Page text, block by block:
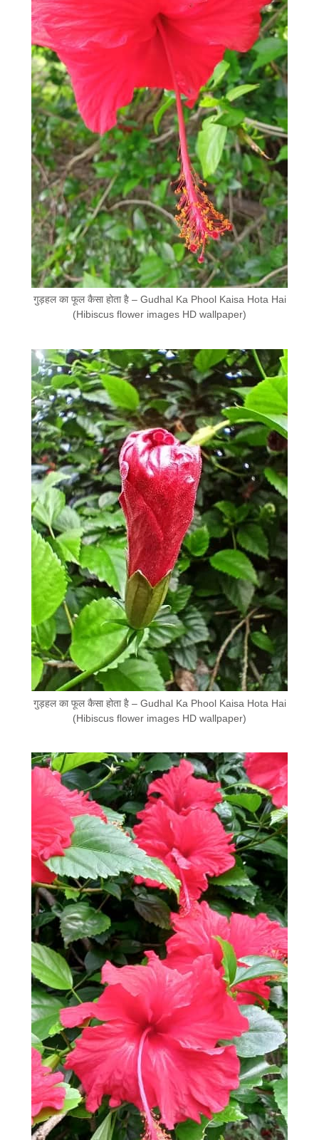
गुड़हल का फूल कैसा होता है – Gudhal Ka Phool Kaisa Hota Hai
(Hibiscus flower images HD wallpaper)
गुड़हल का फूल कैसा होता है – Gudhal Ka Phool Kaisa Hota Hai
(Hibiscus flower images HD wallpaper)